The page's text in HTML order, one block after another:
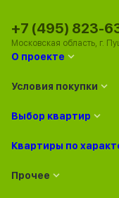
О проекте
Условия покупки
Выбор квартир
Квартиры по
Прочее
+7 (495) 823-
Московская область, г.